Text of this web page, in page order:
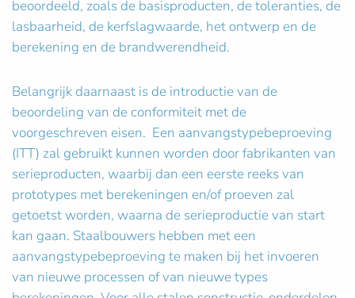
beoordeeld, zoals de basisproducten, de toleranties, de
lasbaarheid, de kerfslagwaarde, het ontwerp en de
berekening en de brandwerendheid.
Belangrijk daarnaast is de introductie van de
beoordeling van de conformiteit met de
voorgeschreven eisen. Een aanvangstypebeproeving
(ITT) zal gebruikt kunnen worden door fabrikanten van
serieproducten, waarbij dan een eerste reeks van
prototypes met berekeningen en/of proeven zal
getoetst worden, waarna de serieproductie van start
kan gaan. Staalbouwers hebben met een
aanvangstypebeproeving te maken bij het invoeren
van nieuwe processen of van nieuwe types